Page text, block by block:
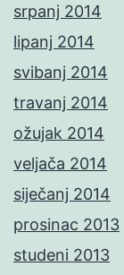
srpanj 2014
lipanj 2014
svibanj 2014
travanj 2014
ožujak 2014
veljača 2014
siječanj 2014
prosinac 2013
studeni 2013